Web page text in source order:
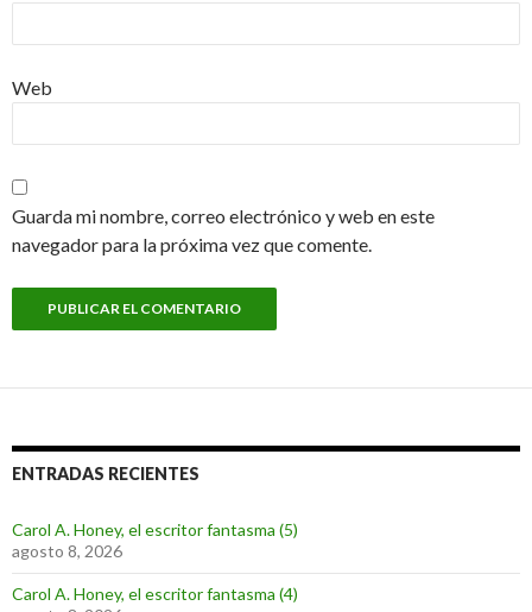
Web
Guarda mi nombre, correo electrónico y web en este
navegador para la próxima vez que comente.
ENTRADAS RECIENTES
Carol A. Honey, el escritor fantasma (5)
agosto 8, 2026
Carol A. Honey, el escritor fantasma (4)